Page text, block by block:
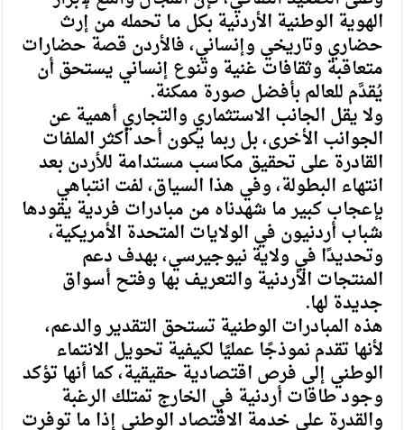
الهوية الوطنية الأردنية بكل ما تحمله من إرث
حضاري وتاريخي وإنساني، فالأردن قصة حضارات
متعاقبة وثقافات غنية وتنوع إنساني يستحق أن
يُقدَّم للعالم بأفضل صورة ممكنة.
ولا يقل الجانب الاستثماري والتجاري أهمية عن
الجوانب الأخرى، بل ربما يكون أحد أكثر الملفات
القادرة على تحقيق مكاسب مستدامة للأردن بعد
انتهاء البطولة، وفي هذا السياق، لفت انتباهي
بإعجاب كبير ما شهدناه من مبادرات فردية يقودها
شباب أردنيون في الولايات المتحدة الأمريكية،
وتحديدًا في ولاية نيوجيرسي، بهدف دعم
المنتجات الأردنية والتعريف بها وفتح أسواق
جديدة لها.
هذه المبادرات الوطنية تستحق التقدير والدعم،
لأنها تقدم نموذجًا عمليًا لكيفية تحويل الانتماء
الوطني إلى فرص اقتصادية حقيقية، كما أنها تؤكد
وجود طاقات أردنية في الخارج تمتلك الرغبة
والقدرة على خدمة الاقتصاد الوطني إذا ما توفرت